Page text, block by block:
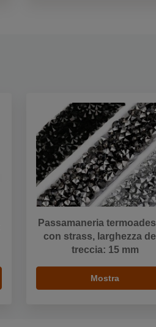
Passamaneria
con strass, larghezza
treccia: 15 mm
Mostra